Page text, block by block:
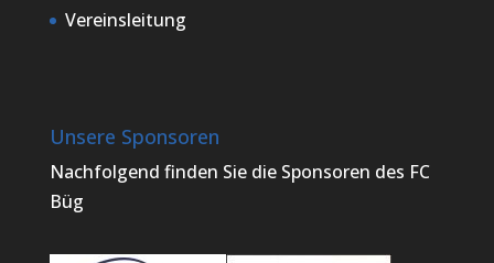
Vereinsleitung
Unsere Sponsoren
Nachfolgend finden Sie die Sponsoren des FC
Büg